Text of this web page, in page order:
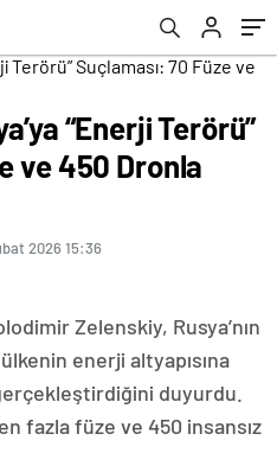
“Enerji Terörü”
ve 450 Dronla
2026 15:36
Zelenskiy, Rusya’nın
enerji altyapısına
duyurdu.
fazla füze ve 450 insansız